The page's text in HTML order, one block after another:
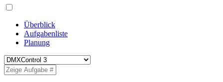
Überblick
Aufgabenliste
Planung